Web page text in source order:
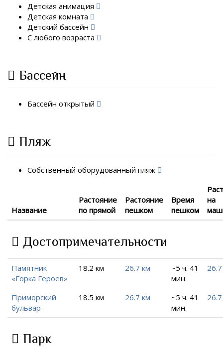
Детская анимация
Детская комната
Детский бассейн
С любого возраста
Бассейн
Бассейн открытый
Пляж
Собственный оборудованный пляж
Название
Растояние
по прямой
Растояние
пешком
Время
пешком
на
Достопримечательности
Памятник
«Горка Героев»
18.2 км 26.7 км
~5 ч. 41
мин.
Приморский
бульвар
18.5 км 26.7 км
~5 ч. 41
мин.
Парк